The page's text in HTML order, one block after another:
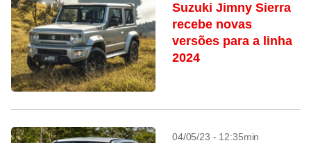
Suzuki Jimny Sierra
recebe novas
versões para a linha
2024
04/05/23 - 12:35min